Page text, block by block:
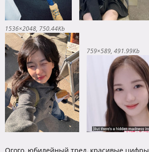
1536×2048 750.44Kb
759×589 491.99Kb